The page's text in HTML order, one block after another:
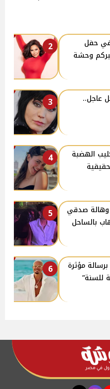
2
في حفل
وحشة
3
عاجل..
4
الهضبة
5
وهالة صدقي
بالساحل
6
مؤثرة
للسنة”